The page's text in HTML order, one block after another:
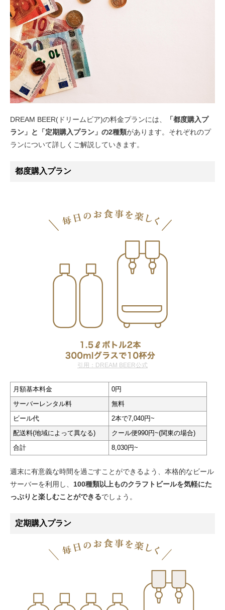
DREAM BEER(ドリームビア)の料金プランには、
「都度購入プ
ラン」と「定期購入プラン」の2種類があります。それぞれのプ
ランについて詳しくご解説していきます。
都度購入プラン
引用：DREAM BEER公式
月額基本料金
0円
サーバーレンタル料
無料
ビール代
2本で7,040円~
配送料(地域によって異なる)
クール便990円~(関東の場合)
合計
8,030円~
週末に有意義な時間を過ごすことができるよう、本格的なビール
サーバーを利用し、 100種類以上ものクラフトビールを気軽にた
っぷりと楽しむことができるでしょう。
定期購入プラン